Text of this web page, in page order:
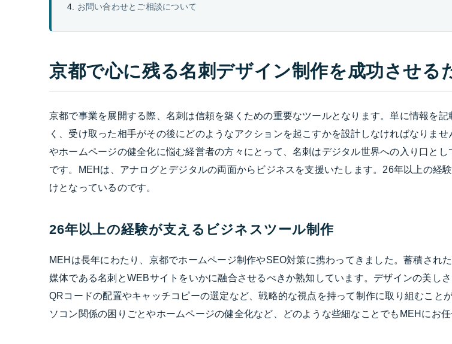
お問い合わせとご相談について
京都で心に残る名刺デザイン制作を成功させる
京都で事業を展開する際、名刺は信頼を築くための重要なツールとなります。単に情報を記
く、受け取った相手がその後にどのようなアクションを起こすかを設計しなければなりませ
やホームページの健全化に悩む経営者の方々にとって、名刺はデジタル世界への入り口とし
です。MEHは、アナログとデジタルの両面からビジネスを支援いたします。26年以上の経
けとなっているのです。
26年以上の経験が支えるビジネスツール制作
MEHは長年にわたり、京都でホームページ制作やSEO対策に携わってきました。蓄積され
媒体である名刺とWEBサイトをいかに融合させるべきか熟知しています。デザインの美しさ
QRコードの配置やキャッチコピーの選定など、戦略的な視点を持って制作に取り組むこと
ソコン関係の困りごとやホームページの健全化など、どのような些細なことでもMEHにお任